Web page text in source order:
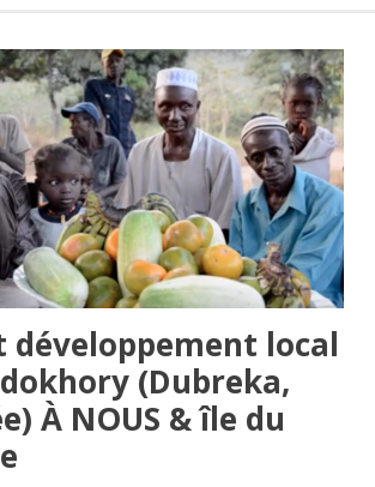
développement local
(Dubreka,
À NOUS & île du